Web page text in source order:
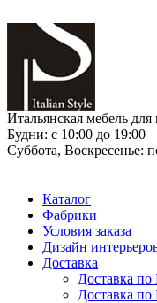
Итальянская мебель
Будни: с 10:00 до 19:00
Суббота, Воскресенье:
Каталог
Фабрики
Условия заказа
Дизайн
Доставка
Доставка
Доставка по